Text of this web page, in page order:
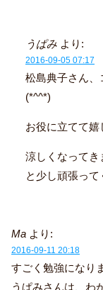
うぱみ より:
2016-09-05 07:17
松島典子さん、
(*^^*)
お役に立てて
涼しくなってき
と少し頑張っ
Ma より:
2016-09-11 20:18
すごく勉強になり
うぱみさんは、わ